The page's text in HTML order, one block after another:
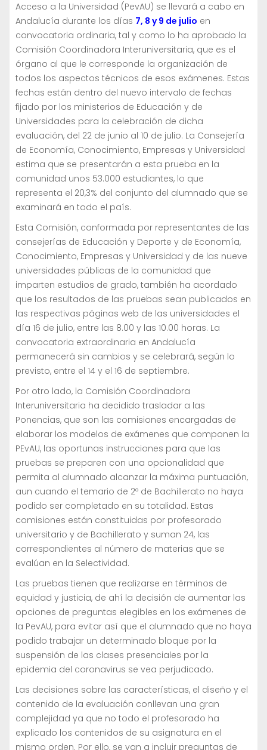
Acceso a la Universidad (PevAU) se llevará a cabo en
Andalucía durante los días 7, 8 y 9 de julio en
convocatoria ordinaria, tal y como lo ha aprobado la
Comisión Coordinadora Interuniversitaria, que es el
órgano al que le corresponde la organización de
todos los aspectos técnicos de esos exámenes. Estas
fechas están dentro del nuevo intervalo de fechas
fijado por los ministerios de Educación y de
Universidades para la celebración de dicha
evaluación, del 22 de junio al 10 de julio. La Consejería
de Economía, Conocimiento, Empresas y Universidad
estima que se presentarán a esta prueba en la
comunidad unos 53.000 estudiantes, lo que
representa el 20,3% del conjunto del alumnado que se
examinará en todo el país.
Esta Comisión, conformada por representantes de las
consejerías de Educación y Deporte y de Economía,
Conocimiento, Empresas y Universidad y de las nueve
universidades públicas de la comunidad que
imparten estudios de grado, también ha acordado
que los resultados de las pruebas sean publicados en
las respectivas páginas web de las universidades el
día 16 de julio, entre las 8.00 y las 10.00 horas. La
convocatoria extraordinaria en Andalucía
permanecerá sin cambios y se celebrará, según lo
previsto, entre el 14 y el 16 de septiembre.
Por otro lado, la Comisión Coordinadora
Interuniversitaria ha decidido trasladar a las
Ponencias, que son las comisiones encargadas de
elaborar los modelos de exámenes que componen la
PEvAU, las oportunas instrucciones para que las
pruebas se preparen con una opcionalidad que
permita al alumnado alcanzar la máxima puntuación,
aun cuando el temario de 2º de Bachillerato no haya
podido ser completado en su totalidad. Estas
comisiones están constituidas por profesorado
universitario y de Bachillerato y suman 24, las
correspondientes al número de materias que se
evalúan en la Selectividad.
Las pruebas tienen que realizarse en términos de
equidad y justicia, de ahí la decisión de aumentar las
opciones de preguntas elegibles en los exámenes de
la PevAU, para evitar así que el alumnado que no haya
podido trabajar un determinado bloque por la
suspensión de las clases presenciales por la
epidemia del coronavirus se vea perjudicado.
Las decisiones sobre las características, el diseño y el
contenido de la evaluación conllevan una gran
complejidad ya que no todo el profesorado ha
explicado los contenidos de su asignatura en el
mismo orden. Por ello, se van a incluir preguntas de